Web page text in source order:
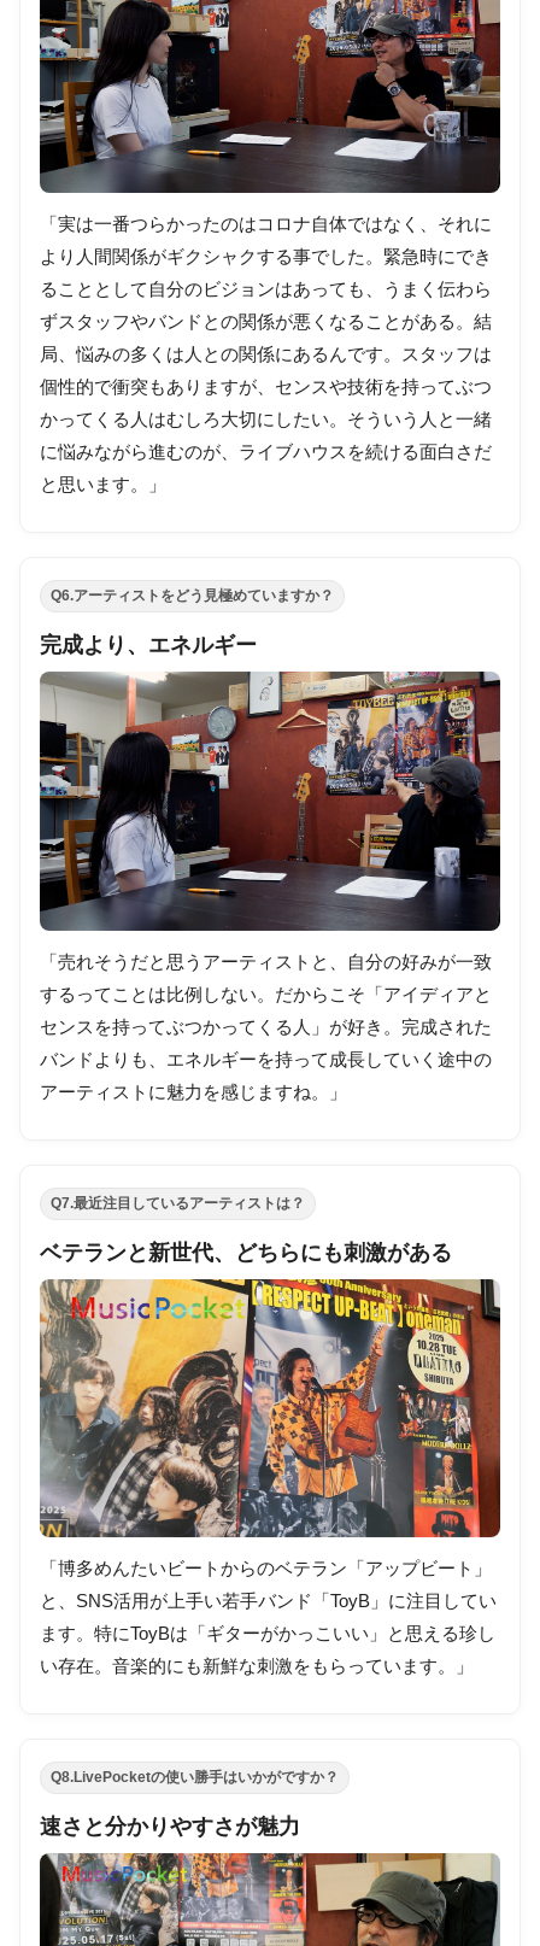
「実は一番つらかったのはコロナ自体ではなく、それに
より人間関係がギクシャクする事でした。緊急時にでき
ることとして自分のビジョンはあっても、うまく伝わら
ずスタッフやバンドとの関係が悪くなることがある。結
局、悩みの多くは人との関係にあるんです。スタッフは
個性的で衝突もありますが、センスや技術を持ってぶつ
かってくる人はむしろ大切にしたい。そういう人と一緒
に悩みながら進むのが、ライブハウスを続ける面白さだ
と思います。」
Q6.アーティストをどう見極めていますか？
完成より、エネルギー
「売れそうだと思うアーティストと、自分の好みが一致
するってことは比例しない。だからこそ「アイディアと
センスを持ってぶつかってくる人」が好き。完成された
バンドよりも、エネルギーを持って成長していく途中の
アーティストに魅力を感じますね。」
Q7.最近注目しているアーティストは？
ベテランと新世代、どちらにも刺激がある
「博多めんたいビートからのベテラン「アップビート」
と、SNS活用が上手い若手バンド「ToyB」に注目してい
ます。特にToyBは「ギターがかっこいい」と思える珍し
い存在。音楽的にも新鮮な刺激をもらっています。」
Q8.LivePocketの使い勝手はいかがですか？
速さと分かりやすさが魅力